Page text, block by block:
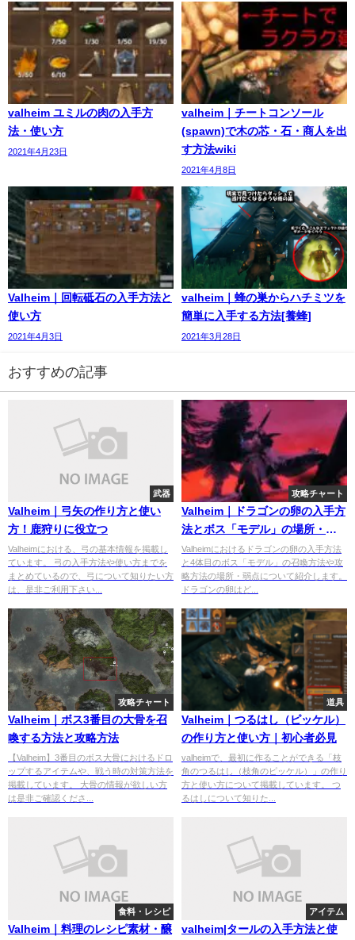
valheim ユミルの肉の入手方
法・使い方
2021年4月23日
valheim｜チートコンソール
(spawn)で木の芯・石・商人を出
す方法wiki
2021年4月8日
Valheim｜回転砥石の入手方法と
使い方
2021年4月3日
valheim｜蜂の巣からハチミツを
簡単に入手する方法[養蜂]
2021年3月28日
おすすめの記事
武器
Valheim｜弓矢の作り方と使い
方！鹿狩りに役立つ
Valheimにおける、弓の基本情報を掲載し
ています。 弓の入手方法や使い方までを
まとめているので、弓について知りたい方
は、是非ご利用下さい...
攻略チャート
Valheim｜ドラゴンの卵の入手方
法とボス「モデル」の場所・弱
点・攻略方法は？
Valheimにおけるドラゴンの卵の入手方法
と4体目のボス「モデル」の召喚方法や攻
略方法の場所・弱点について紹介します。
ドラゴンの卵はど...
攻略チャート
Valheim｜ボス3番目の大骨を召
喚する方法と攻略方法
【Valheim】3番目のボス大骨におけるドロ
ップするアイテムや、戦う時の対策方法を
掲載しています。 大骨の情報が欲しい方
は是非ご確認くださ...
道具
Valheim｜つるはし（ピッケル）
の作り方と使い方｜初心者必見
valheimで、最初に作ることができる「枝
角のつるはし（枝角のピッケル）」の作り
方と使い方について掲載しています。 つ
るはしについて知りた...
食料・レシピ
Valheim｜料理のレシピ素材・醸
アイテム
valheim|タールの入手方法と使